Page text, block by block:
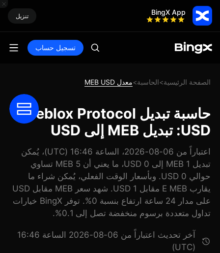
BingX App تنزيل
تسجيل حساب
الصفحة الرئيسية>الحاسبة>معدل MEB USD
حاسبة تبديل Meblox Protocol
USD: تبديل MEB إلى USD
اعتباراً من 06-08-2026، الساعة 16:46 (UTC)، يُمكن
تبديل 1 MEB إلى 0 USD، ما يعني أن 5 MEB تساوي
حوالي 0 USD. وبأسعار الوقت الفعلي، يُمكن شراء ما
يقارب E MEB مقابل 1 USD. شهد سعر MEB مقابل USD
على مدار 24 ساعة ارتفاع بنسبة 0%. توفر BingX خيارات
تداول متعددة برسوم منخفضة تصل إلى 0.1%.
آخر تحديث اعتباراً من 06-08-2026 الساعة 16:46
(UTC)